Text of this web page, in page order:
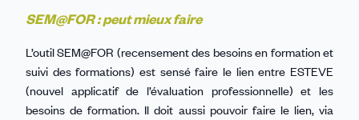
SEM@FOR : peut mieux faire
L’outil SEM@FOR (recensement des besoins en formation et
suivi des formations) est sensé faire le lien entre ESTEVE
(nouvel applicatif de l’évaluation professionnelle) et les
besoins de formation. Il doit aussi pouvoir faire le lien, via